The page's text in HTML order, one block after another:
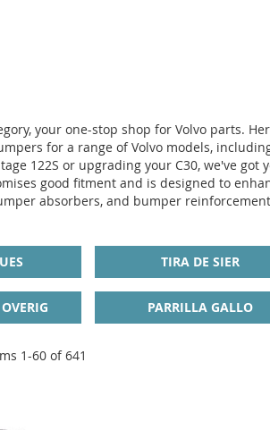
your one-stop shop for Volvo parts.
for a range of Volvo models,
122S or upgrading your C30, we've got
good fitment and is designed to
absorbers, and bumper
TIRA DE SIER
PARRILLA GALLO
1-60 of641